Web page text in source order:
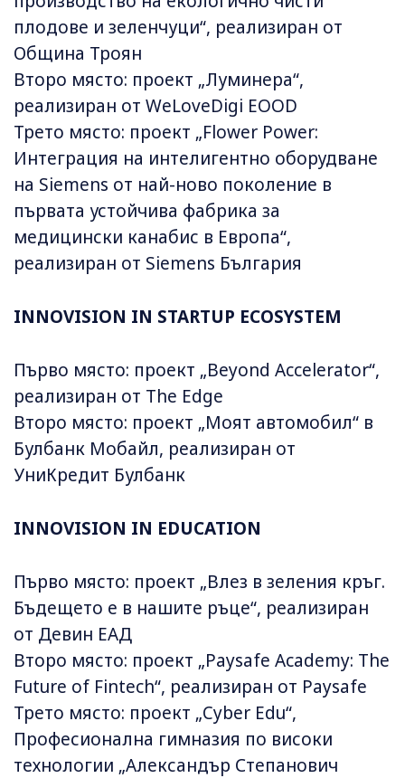
плодове и зеленчуци“, реализиран от
Община Троян
Второ място: проект „Луминера“,
реализиран от WeLoveDigi EOOD
Трето място: проект „Flower Power:
Интеграция на интелигентно оборудване
на Siemens от най-ново поколение в
първата устойчива фабрика за
медицински канабис в Европа“,
реализиран от Siemens България
INNOVISION IN STARTUP ECOSYSTEM
Първо място: проект „Beyond Accelerator“,
реализиран от The Edge
Второ място: проект „Моят автомобил“ в
Булбанк Мобайл, реализиран от
УниКредит Булбанк
INNOVISION IN EDUCATION
Първо място: проект „Влез в зеления кръг.
Бъдещето е в нашите ръце“, реализиран
от Девин ЕАД
Второ място: проект „Paysafe Academy: The
Future of Fintech“, реализиран от Paysafe
Трето място: проект „Cyber Edu“,
Професионална гимназия по високи
технологии „Александър Степанович